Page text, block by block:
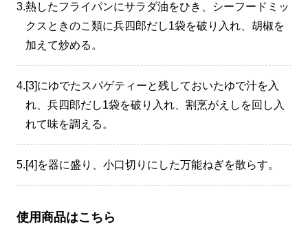
3.熱したフライパンにサラダ油をひき、シーフードミッ
クスときのこ類に兵四郎だし1袋を破り入れ、胡椒を
加えて炒める。
4.[3]にゆでたスパゲティーと残しておいたゆで汁を入
れ、兵四郎だし1袋を破り入れ、割烹がえしを回し入
れて味を調える。
5.[4]を器に盛り、小口切りにした万能ねぎを散らす。
使用商品はこちら